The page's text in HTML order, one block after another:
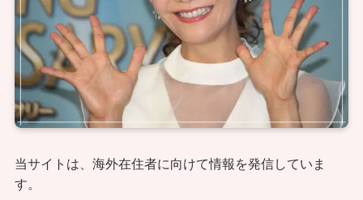
当サイトは、海外在住者に向けて情報を発信していま
す。